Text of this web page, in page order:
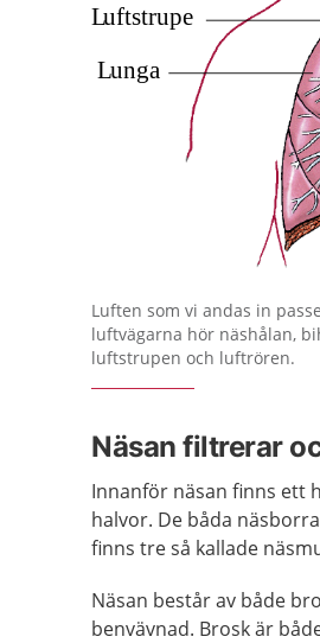
Förstora bilden
Luften som vi andas in
luftvägarna hör näshålan,
luftstrupen och luftrören.
Näsan filtrerar
Innanför näsan finns ett
halvor. De båda
finns tre så kallade
Näsan består av både
benvävnad. Brosk är